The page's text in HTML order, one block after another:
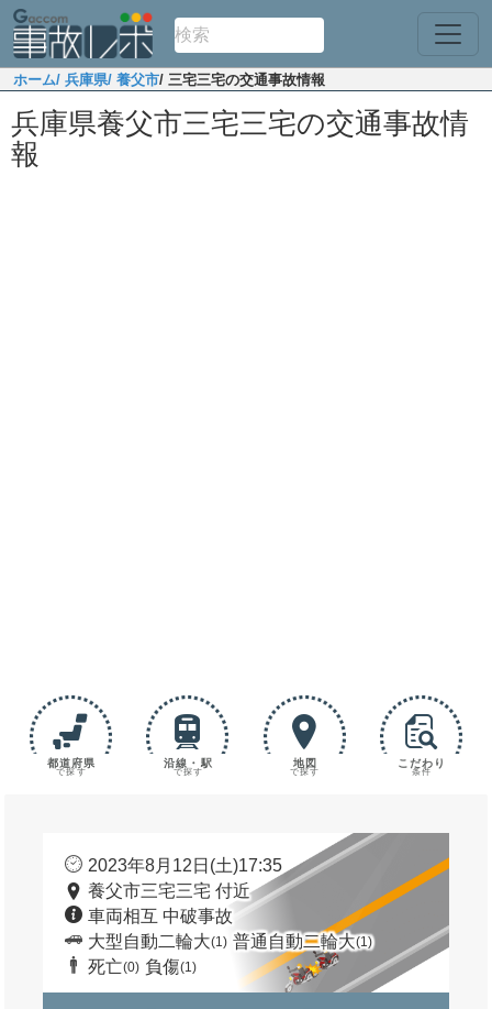
ホーム/ 兵庫県/ 養父市/ 三宅三宅の交通事故情報
兵庫県養父市三宅三宅の交通事故情
報
都道府県
で探す
沿線・駅
で探す
地図
で探す
こだわり
条件
2023年8月12日(土)17:35
養父市三宅三宅 付近
車両相互 中破事故
大型自動二輪大(1) 普通自動二輪大(1)
死亡(0) 負傷(1)